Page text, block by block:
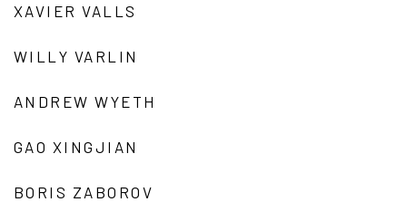
XAVIER VALLS
WILLY VARLIN
ANDREW WYETH
GAO XINGJIAN
BORIS ZABOROV